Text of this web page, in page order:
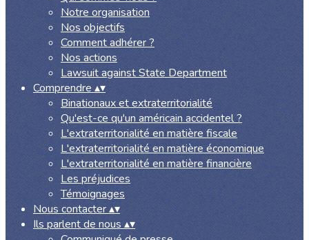
Notre organisation
Nos objectifs
Comment adhérer ?
Nos actions
Lawsuit against State Department
Comprendre▴▾
Binationaux et extraterritorialité
Qu'est-ce qu'un américain accidentel ?
L'extraterritorialité en matière fiscale
L'extraterritorialité en matière économique
L'extraterritorialité en matière financière
Les préjudices
Témoignages
Nous contacter▴▾
Ils parlent de nous▴▾